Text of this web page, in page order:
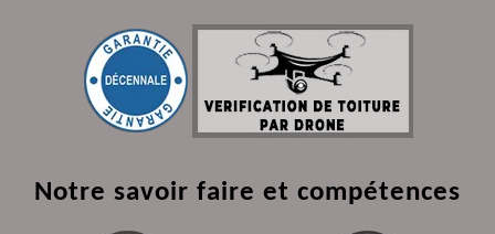
Notre savoir faire et compétences